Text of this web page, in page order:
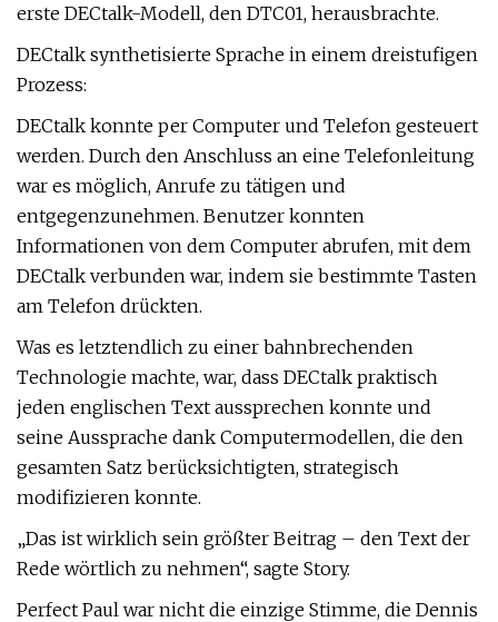
erste DECtalk-Modell, den DTC01, herausbrachte.
DECtalk synthetisierte Sprache in einem dreistufigen
Prozess:
DECtalk konnte per Computer und Telefon gesteuert
werden. Durch den Anschluss an eine Telefonleitung
war es möglich, Anrufe zu tätigen und
entgegenzunehmen. Benutzer konnten
Informationen von dem Computer abrufen, mit dem
DECtalk verbunden war, indem sie bestimmte Tasten
am Telefon drückten.
Was es letztendlich zu einer bahnbrechenden
Technologie machte, war, dass DECtalk praktisch
jeden englischen Text aussprechen konnte und
seine Aussprache dank Computermodellen, die den
gesamten Satz berücksichtigten, strategisch
modifizieren konnte.
„Das ist wirklich sein größter Beitrag – den Text der
Rede wörtlich zu nehmen“, sagte Story.
Perfect Paul war nicht die einzige Stimme, die Dennis